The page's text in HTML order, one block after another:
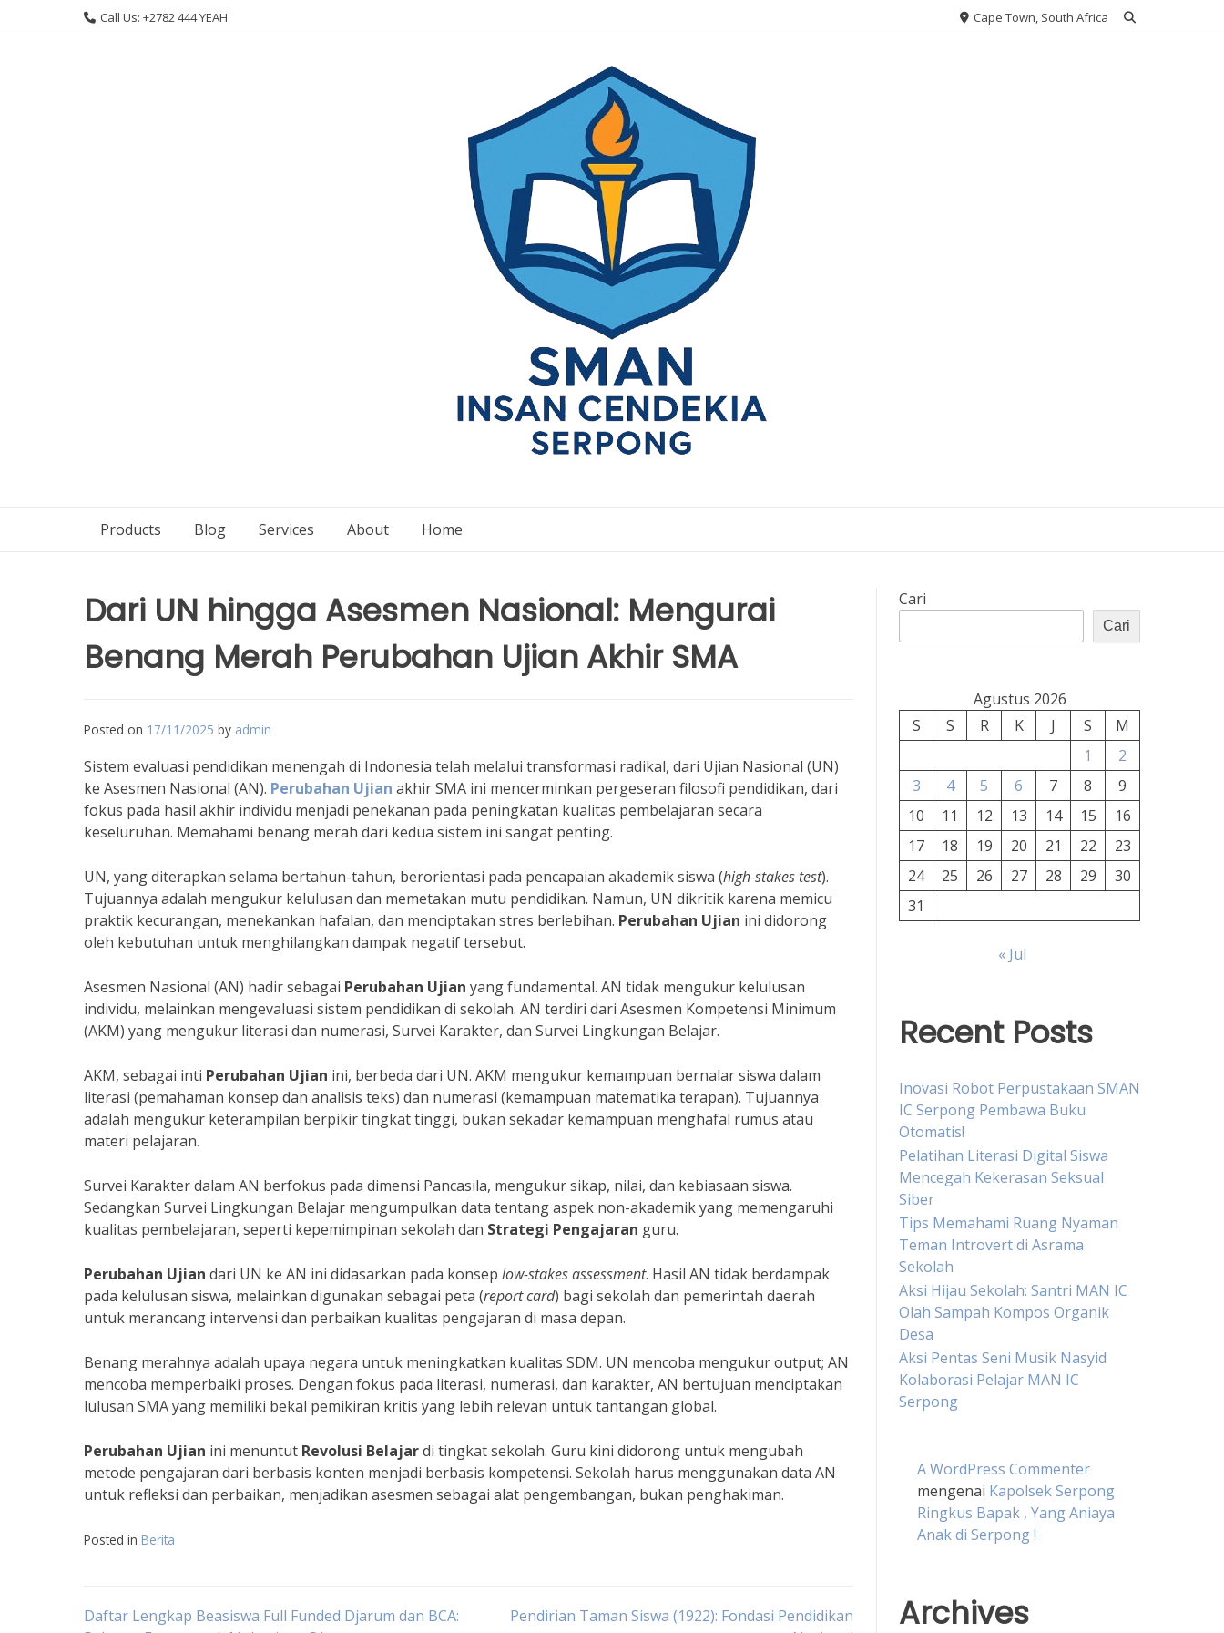
Call Us: +2782 444 YEAH Cape Town, South Africa
Products Blog Services About Home
Dari UN hingga Asesmen Nasional: Mengurai
Benang Merah Perubahan Ujian Akhir SMA
Posted on 17/11/2025 by admin
Sistem evaluasi pendidikan menengah di Indonesia telah melalui transformasi radikal, dari Ujian Nasional (UN)
ke Asesmen Nasional (AN). Perubahan Ujian akhir SMA ini mencerminkan pergeseran filosofi pendidikan, dari
fokus pada hasil akhir individu menjadi penekanan pada peningkatan kualitas pembelajaran secara
keseluruhan. Memahami benang merah dari kedua sistem ini sangat penting.
UN, yang diterapkan selama bertahun-tahun, berorientasi pada pencapaian akademik siswa (high-stakes test).
Tujuannya adalah mengukur kelulusan dan memetakan mutu pendidikan. Namun, UN dikritik karena memicu
praktik kecurangan, menekankan hafalan, dan menciptakan stres berlebihan. Perubahan Ujian ini didorong
oleh kebutuhan untuk menghilangkan dampak negatif tersebut.
Asesmen Nasional (AN) hadir sebagai Perubahan Ujian yang fundamental. AN tidak mengukur kelulusan
individu, melainkan mengevaluasi sistem pendidikan di sekolah. AN terdiri dari Asesmen Kompetensi Minimum
(AKM) yang mengukur literasi dan numerasi, Survei Karakter, dan Survei Lingkungan Belajar.
AKM, sebagai inti Perubahan Ujian ini, berbeda dari UN. AKM mengukur kemampuan bernalar siswa dalam
literasi (pemahaman konsep dan analisis teks) dan numerasi (kemampuan matematika terapan). Tujuannya
adalah mengukur keterampilan berpikir tingkat tinggi, bukan sekadar kemampuan menghafal rumus atau
materi pelajaran.
Survei Karakter dalam AN berfokus pada dimensi Pancasila, mengukur sikap, nilai, dan kebiasaan siswa.
Sedangkan Survei Lingkungan Belajar mengumpulkan data tentang aspek non-akademik yang memengaruhi
kualitas pembelajaran, seperti kepemimpinan sekolah dan Strategi Pengajaran guru.
Perubahan Ujian dari UN ke AN ini didasarkan pada konsep low-stakes assessment. Hasil AN tidak berdampak
pada kelulusan siswa, melainkan digunakan sebagai peta (report card) bagi sekolah dan pemerintah daerah
untuk merancang intervensi dan perbaikan kualitas pengajaran di masa depan.
Benang merahnya adalah upaya negara untuk meningkatkan kualitas SDM. UN mencoba mengukur output; AN
mencoba memperbaiki proses. Dengan fokus pada literasi, numerasi, dan karakter, AN bertujuan menciptakan
lulusan SMA yang memiliki bekal pemikiran kritis yang lebih relevan untuk tantangan global.
Perubahan Ujian ini menuntut Revolusi Belajardi tingkat sekolah. Guru kini didorong untuk mengubah
metode pengajaran dari berbasis konten menjadi berbasis kompetensi. Sekolah harus menggunakan data AN
untuk refleksi dan perbaikan, menjadikan asesmen sebagai alat pengembangan, bukan penghakiman.
Posted in Berita
Daftar Lengkap Beasiswa Full Funded Djarum dan BCA:
Pendirian Taman Siswa (1922): Fondasi Pendidikan
Cari
Cari
Agustus 2026
S
S R K J S
M
1
2
3
4 5 6 7 8
9
10
11 12 13 14 15
16
17
18 19 20 21 22
23
24
25 26 27 28 29
30
31
« Jul
Recent Posts
Inovasi Robot Perpustakaan SMAN
IC Serpong Pembawa Buku
Otomatis!
Pelatihan Literasi Digital Siswa
Mencegah Kekerasan Seksual
Siber
Tips Memahami Ruang Nyaman
Teman Introvert di Asrama
Sekolah
Aksi Hijau Sekolah: Santri MAN IC
Olah Sampah Kompos Organik
Desa
Aksi Pentas Seni Musik Nasyid
Kolaborasi Pelajar MAN IC
Serpong
A WordPress Commenter
mengenai Kapolsek Serpong
Ringkus Bapak , Yang Aniaya
Anak di Serpong !
Archives